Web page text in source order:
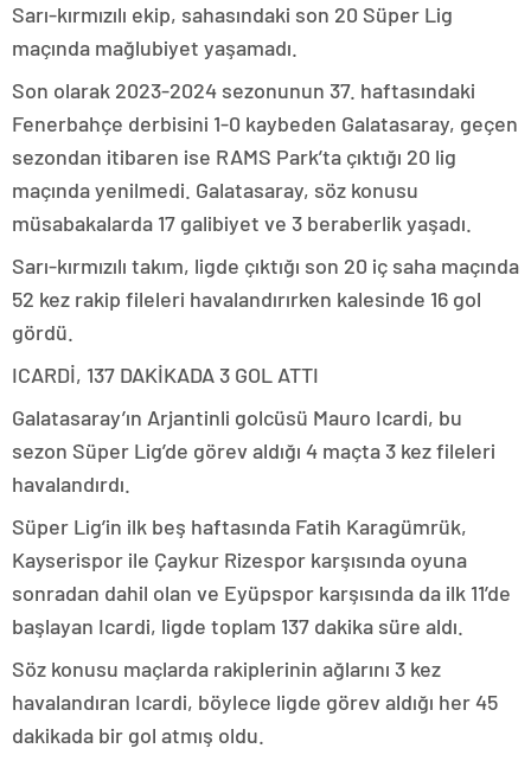
Sarı-kırmızılı ekip, sahasındaki son 20 Süper Lig
maçında mağlubiyet yaşamadı.
Son olarak 2023-2024 sezonunun 37. haftasındaki
Fenerbahçe derbisini 1-0 kaybeden Galatasaray, geçen
sezondan itibaren ise RAMS Park’ta çıktığı 20 lig
maçında yenilmedi. Galatasaray, söz konusu
müsabakalarda 17 galibiyet ve 3 beraberlik yaşadı.
Sarı-kırmızılı takım, ligde çıktığı son 20 iç saha maçında
52 kez rakip fileleri havalandırırken kalesinde 16 gol
gördü.
ICARDİ, 137 DAKİKADA 3 GOL ATTI
Galatasaray’ın Arjantinli golcüsü Mauro Icardi, bu
sezon Süper Lig’de görev aldığı 4 maçta 3 kez fileleri
havalandırdı.
Süper Lig’in ilk beş haftasında Fatih Karagümrük,
Kayserispor ile Çaykur Rizespor karşısında oyuna
sonradan dahil olan ve Eyüpspor karşısında da ilk 11’de
başlayan Icardi, ligde toplam 137 dakika süre aldı.
Söz konusu maçlarda rakiplerinin ağlarını 3 kez
havalandıran Icardi, böylece ligde görev aldığı her 45
dakikada bir gol atmış oldu.